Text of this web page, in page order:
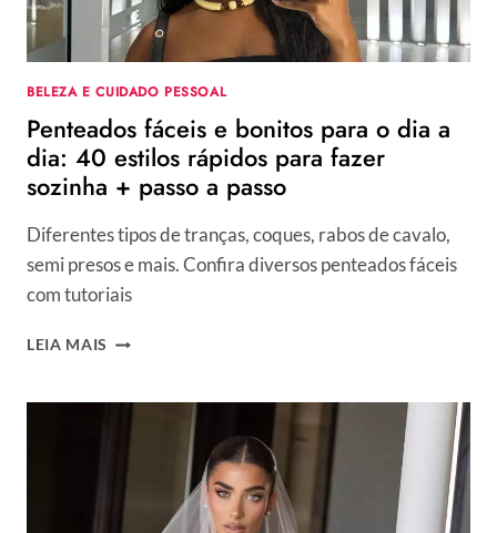
BELEZA E CUIDADO PESSOAL
Penteados fáceis e bonitos para o dia a
dia: 40 estilos rápidos para fazer
sozinha + passo a passo
Diferentes tipos de tranças, coques, rabos de cavalo,
semi presos e mais. Confira diversos penteados fáceis
com tutoriais
LEIA MAIS PENTEADOS
BONITOS